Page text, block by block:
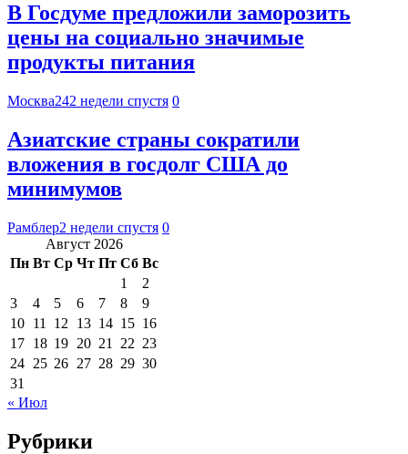
В Госдуме предложили заморозить
цены на социально значимые
продукты питания
Москва242 недели спустя 0
Азиатские страны сократили
вложения в госдолг США до
минимумов
Рамблер2 недели спустя 0
Август 2026
Пн Вт Ср Чт Пт Сб Вс
1
2
3
4 5 6 7 8
9
10 11 12 13 14 15 16
17 18 19 20 21 22 23
24 25 26 27 28 29 30
31
« Июл
Рубрики